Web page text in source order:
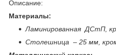
Описание:
Материалы:
Ламинированная ДСтП,
Столешница – 25 мм,